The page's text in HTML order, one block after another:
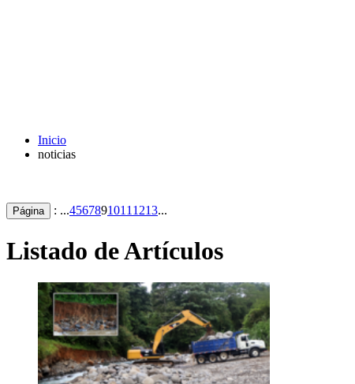
Inicio
noticias
Página : ...4567891011 1213...
Listado de Artículos